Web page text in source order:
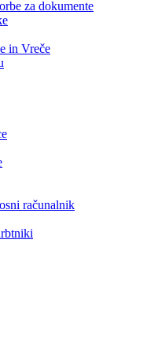
za dokumente
in Vreče
računalnik